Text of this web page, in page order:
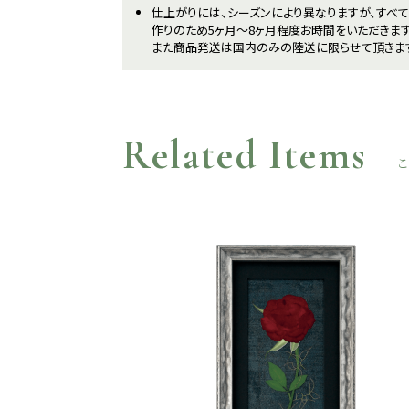
仕上がりには、シーズンにより異なりますが、すべ
作りのため5ヶ月～8ヶ月程度お時間をいただきます
また商品発送は国内のみの陸送に限らせて頂きま
Related Items